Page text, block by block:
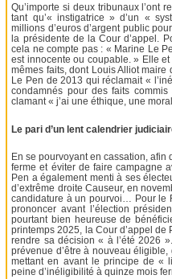
Qu’importe si deux tribunaux l’ont
tant qu’« instigatrice » d’un «
millions d’euros d’argent public
la présidente de la Cour d’appel.
cela ne compte pas : « Marine Le
est innocente ou coupable. » Elle
mêmes faits, dont Louis Alliot maire
Le Pen de 2013 qui réclamait «
condamnés pour des faits
clamant « j’ai une éthique, une
Le pari d’un lent calendrier
En se pourvoyant en cassation, afin
ferme et éviter de faire campagne
Pen a également menti à ses
d’extrême droite Causeur, en
candidature à un pourvoi… Pour le
prononcer avant l’élection
pourtant bien heureuse de
printemps 2025, la Cour d’appel de
rendre sa décision « à l’été 2026
prévenue d’être à nouveau
mettant en avant le principe de «
peine d’inéligibilité à quinze mois